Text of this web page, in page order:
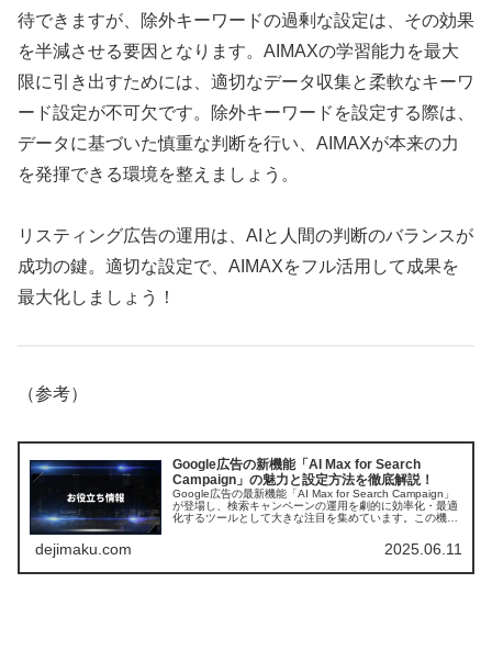
待できますが、除外キーワードの過剰な設定は、その効果
を半減させる要因となります。AIMAXの学習能力を最大
限に引き出すためには、適切なデータ収集と柔軟なキーワ
ード設定が不可欠です。除外キーワードを設定する際は、
データに基づいた慎重な判断を行い、AIMAXが本来の力
を発揮できる環境を整えましょう。
リスティング広告の運用は、AIと人間の判断のバランスが
成功の鍵。適切な設定で、AIMAXをフル活用して成果を
最大化しましょう！
（参考）
Google広告の新機能「AI Max for Search
Campaign」の魅力と設定方法を徹底解説！
Google広告の最新機能「AI Max for Search Campaign」
が登場し、検索キャンペーンの運用を劇的に効率化・最適
化するツールとして大きな注目を集めています。この機能
dejimaku.com 2025.06.11